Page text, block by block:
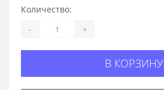
Количество:
- +
В КОРЗИНУ